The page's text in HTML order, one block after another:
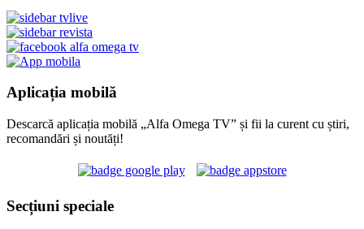
Aplicația mobilă
Descarcă aplicația mobilă „Alfa Omega TV” și fii la curent cu știri,
recomandări și noutăți!
Secțiuni speciale